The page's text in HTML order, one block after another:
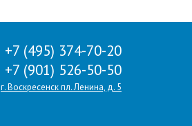
+7 (495) 374-70-20
+7 (901) 526-50-50
г. Воскресенск пл. Ленина, д. 5